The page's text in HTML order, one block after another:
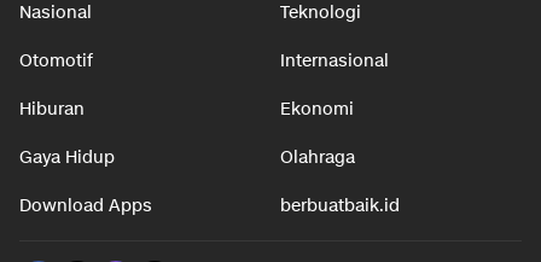
Nasional Teknologi
Otomotif Internasional
Hiburan Ekonomi
Gaya Hidup Olahraga
Download Apps berbuatbaik.id